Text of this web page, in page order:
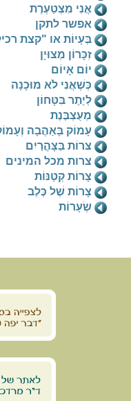
אֲנִי מִצְטַעֶרֶת
אפשר לתקן
בְּעָיוֹת או "קצת
זִכָּרוֹן מְצוּיָן
יוֹם אָיוֹם
כְּשֶׁאֲנִי לֹא מוּכָנָה
לְיֶתֶר בִּטָּחוֹן
מְעֻצְבֶּנֶת
עָמוֹק בָּאַהֲבָה וְעָמוֹק
צּרוֹת בַּצָּהֳרַיִם
צרות מכל המינים
צָרוֹת קְטַנּוֹת
צָרוֹת שֶׁל כֶּלֶב
שְׂעָרוֹת